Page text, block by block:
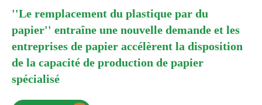
''Le remplacement du plastique par du
papier'' entraîne une nouvelle demande et les
entreprises de papier accélèrent la disposition
de la capacité de production de papier
spécialisé